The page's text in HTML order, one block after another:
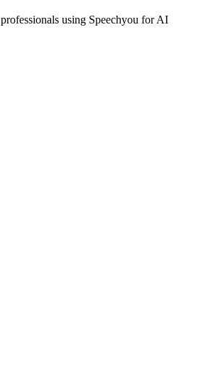
professionals using Speechyou for AI